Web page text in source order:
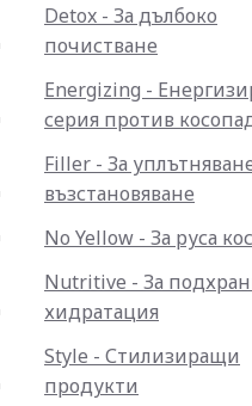
Detox - За дълбоко
почистване
Energizing -
серия против
Filler - За
възстановяване
No Yellow - За руса
Nutritive - За
хидратация
Style - Стилизиращи
продукти